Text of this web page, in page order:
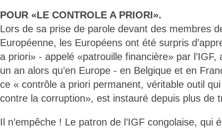
POUR «LE CONTROLE A PRIORI».
Lors de sa prise de parole devant des membres
Européenne, les Européens ont été surpris
a priori» - appelé «patrouille financière» par
un an alors qu’en Europe - en Belgique et en
ce « contrôle a priori permanent, véritable outil
contre la corruption», est instauré depuis plus de
Il n’empêche ! Le patron de l’IGF congolaise, qui